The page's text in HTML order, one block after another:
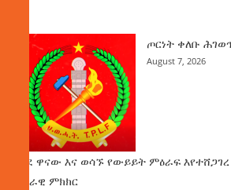
ጦርነት ቀለቡ
August 7, 2026
ወደ ዋናው እና ወሳኙ የውይይት ምዕራፍ
ሀገራዊ ምክክር